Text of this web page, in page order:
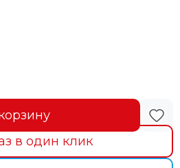
в один клик